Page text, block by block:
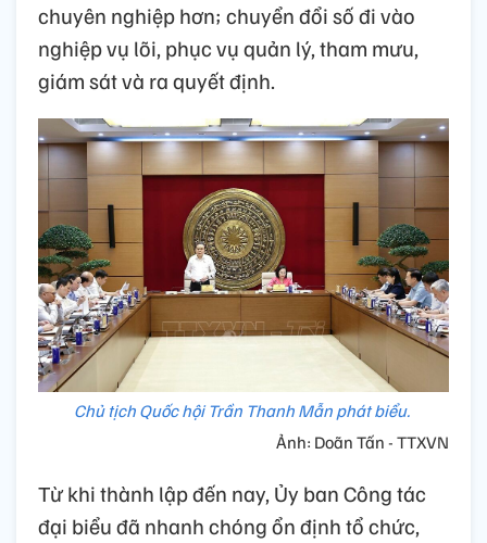
chuyên nghiệp hơn; chuyển đổi số đi vào
nghiệp vụ lõi, phục vụ quản lý, tham mưu,
giám sát và ra quyết định.
Chủ tịch Quốc hội Trần Thanh Mẫn phát biểu.
Ảnh: Doãn Tấn - TTXVN
Từ khi thành lập đến nay, Ủy ban Công tác
đại biểu đã nhanh chóng ổn định tổ chức,